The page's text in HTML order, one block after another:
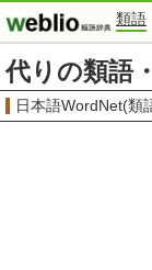
類語
代りの類語
日本語WordNet(類